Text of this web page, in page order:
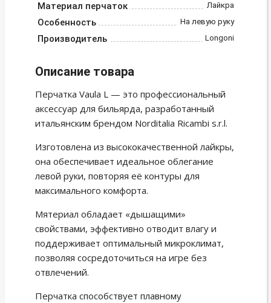
Материал перчаток Лайкра
Особенность На левую руку
Производитель Longoni
Описание товара
Перчатка Vaula L — это профессиональный
аксессуар для бильярда, разработанный
итальянским брендом Norditalia Ricambi s.r.l.
Изготовлена из высококачественной лайкры,
она обеспечивает идеальное облегание
левой руки, повторяя её контуры для
максимального комфорта.
Мятериал обладает «дышащими»
свойствами, эффективно отводит влагу и
поддерживает оптимальный микроклимат,
позволяя сосредоточиться на игре без
отвлечений.
Перчатка способствует плавному